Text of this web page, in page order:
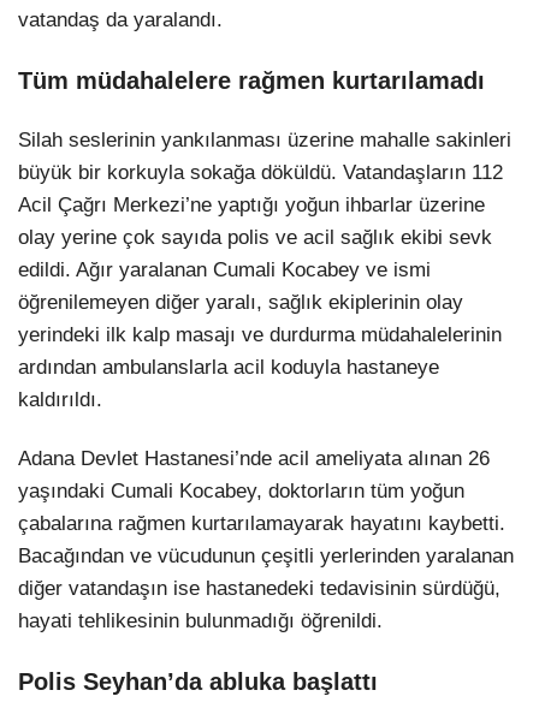
vatandaş da yaralandı.
Tüm müdahalelere rağmen kurtarılamadı
Silah seslerinin yankılanması üzerine mahalle sakinleri
büyük bir korkuyla sokağa döküldü. Vatandaşların 112
Acil Çağrı Merkezi’ne yaptığı yoğun ihbarlar üzerine
olay yerine çok sayıda polis ve acil sağlık ekibi sevk
edildi. Ağır yaralanan Cumali Kocabey ve ismi
öğrenilemeyen diğer yaralı, sağlık ekiplerinin olay
yerindeki ilk kalp masajı ve durdurma müdahalelerinin
ardından ambulanslarla acil koduyla hastaneye
kaldırıldı.
Adana Devlet Hastanesi’nde acil ameliyata alınan 26
yaşındaki Cumali Kocabey, doktorların tüm yoğun
çabalarına rağmen kurtarılamayarak hayatını kaybetti.
Bacağından ve vücudunun çeşitli yerlerinden yaralanan
diğer vatandaşın ise hastanedeki tedavisinin sürdüğü,
hayati tehlikesinin bulunmadığı öğrenildi.
Polis Seyhan’da abluka başlattı